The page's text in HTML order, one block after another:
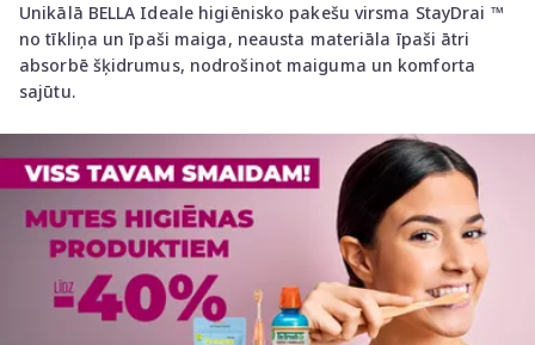
Unikālā BELLA Ideale higiēnisko pakešu virsma StayDrai ™
no tīkliņa un īpaši maiga, neausta materiāla īpaši ātri
absorbē šķidrumus, nodrošinot maiguma un komforta
sajūtu.